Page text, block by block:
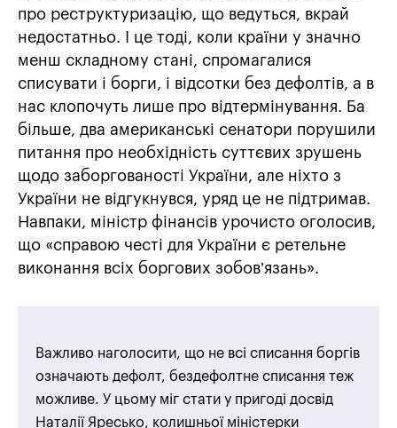
про реструктуризацію, що ведуться, вкрай
недостатньо. І це тоді, коли країни у значно
менш складному стані, спромагалися
списувати і борги, і відсотки без дефолтів, а в
нас клопочуть лише про відтермінування. Ба
більше, два американські сенатори порушили
питання про необхідність суттєвих зрушень
щодо заборгованості України, але ніхто з
України не відгукнувся, уряд це не підтримав.
Навпаки, міністр фінансів урочисто оголосив,
що «справою честі для України є ретельне
виконання всіх боргових зобов’язань».
Важливо наголосити, що не всі списання боргів
означають дефолт, бездефолтне списання теж
можливе. У цьому міг стати у пригоді досвід
Наталії Яресько, колишньої міністерки